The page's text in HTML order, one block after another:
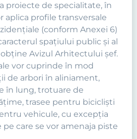
proiecte de specialitate, în
aplica profile transversale
(conform Anexei 6)
spaţiului public şi al
Avizul Arhitectului șef.
vor cuprinde în mod
de arbori în aliniament,
în lung, trotuare de
trasee pentru biciclişti
vehicule, cu excepţia
pe care se vor amenaja piste